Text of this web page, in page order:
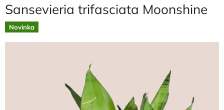
Sansevieria trifasciata Moonshine
Novinka